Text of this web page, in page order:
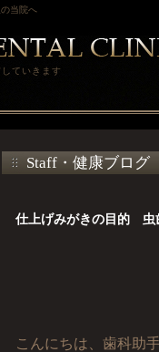
当院へ
ていきます
Staff・健康ブログ
仕上げみがきの目的 虫
こんにちは、歯科助